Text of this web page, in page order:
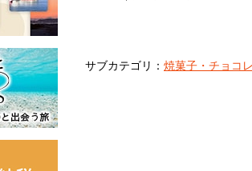
サブカテゴリ： 焼菓子・チョコ